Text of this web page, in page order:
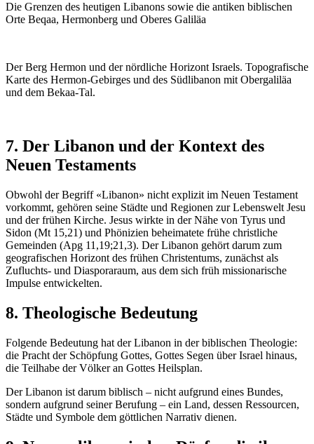
Die Grenzen des heutigen Libanons sowie die antiken biblischen
Orte Beqaa, Hermonberg und Oberes Galiläa
Der Berg Hermon und der nördliche Horizont Israels. Topografische
Karte des Hermon-Gebirges und des Südlibanon mit Obergaliläa
und dem Bekaa-Tal.
7. Der Libanon und der Kontext des
Neuen Testaments
Obwohl der Begriff «Libanon» nicht explizit im Neuen Testament
vorkommt, gehören seine Städte und Regionen zur Lebenswelt Jesu
und der frühen Kirche. Jesus wirkte in der Nähe von Tyrus und
Sidon (Mt 15,21) und Phönizien beheimatete frühe christliche
Gemeinden (Apg 11,19;21,3). Der Libanon gehört darum zum
geografischen Horizont des frühen Christentums, zunächst als
Zufluchts- und Diasporaraum, aus dem sich früh missionarische
Impulse entwickelten.
8. Theologische Bedeutung
Folgende Bedeutung hat der Libanon in der biblischen Theologie:
die Pracht der Schöpfung Gottes, Gottes Segen über Israel hinaus,
die Teilhabe der Völker an Gottes Heilsplan.
Der Libanon ist darum biblisch – nicht aufgrund eines Bundes,
sondern aufgrund seiner Berufung – ein Land, dessen Ressourcen,
Städte und Symbole dem göttlichen Narrativ dienen.